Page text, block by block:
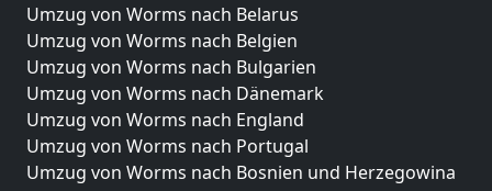
Umzug von Worms nach Belarus
Umzug von Worms nach Belgien
Umzug von Worms nach Bulgarien
Umzug von Worms nach Dänemark
Umzug von Worms nach England
Umzug von Worms nach Portugal
Umzug von Worms nach Bosnien und Herzegowina